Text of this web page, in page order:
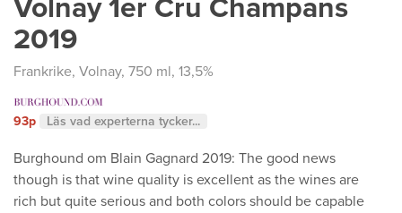
Volnay 1er Cru Champans
2019
Frankrike, Volnay, 750 ml, 13,5%
93p Läs vad experterna tycker...
Burghound om Blain Gagnard 2019: The good news
though is that wine quality is excellent as the wines are
rich but quite serious and both colors should be capable